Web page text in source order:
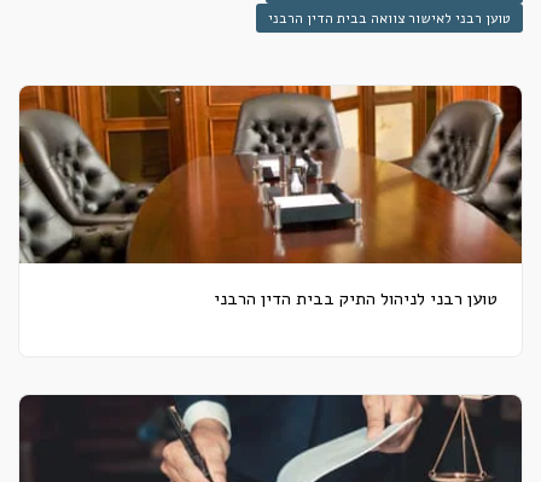
טוען רבני לאישור צוואה בבית הדין הרבני
טוען רבני לניהול התיק בבית הדין הרבני